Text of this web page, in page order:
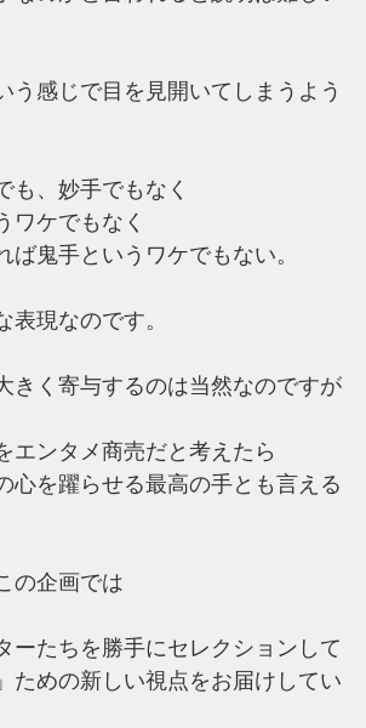
う感じで目を見開いてしまうよう
も、妙手でもなく
ワケでもなく
ば鬼手というワケでもない。
表現なのです。
きく寄与するのは当然なのですが
エンタメ商売だと考えたら
心を躍らせる最高の手とも言える
の企画では
ーたちを勝手にセレクションして
ための新しい視点をお届けしてい